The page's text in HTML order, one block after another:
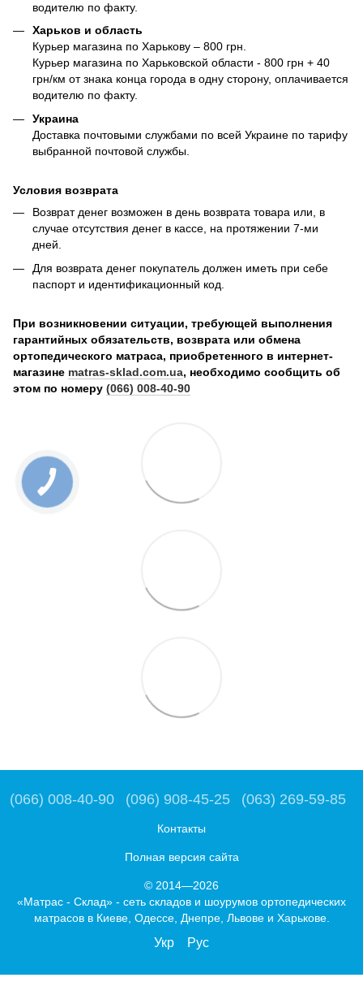
водителю по факту.
Харьков и область
Курьер магазина по Харькову – 800 грн.
Курьер магазина по Харьковской области - 800 грн + 40
грн/км от знака конца города в одну сторону, оплачивается
водителю по факту.
Украина
Доставка почтовыми службами по всей Украине по тарифу
выбранной почтовой службы.
Условия возврата
Возврат денег возможен в день возврата товара или, в
случае отсутствия денег в кассе, на протяжении 7-ми
дней.
Для возврата денег покупатель должен иметь при себе
паспорт и идентификационный код.
При возникновении ситуации, требующей выполнения
гарантийных обязательств, возврата или обмена
ортопедического матраса, приобретенного в интернет-
магазине matras-sklad.com.ua, необходимо сообщить об
этом по номеру (066) 008-40-90
(066) 008-40-90 (096) 908-45-25 (063) 269-59-85
Контакты
Полная версия сайта
© 2014—2026
«Матрас - Склад» - сеть складов и шоурумов ортопедических
матрасов в Киеве, Одессе, Днепре, Львове и Харькове.
Укр Рус